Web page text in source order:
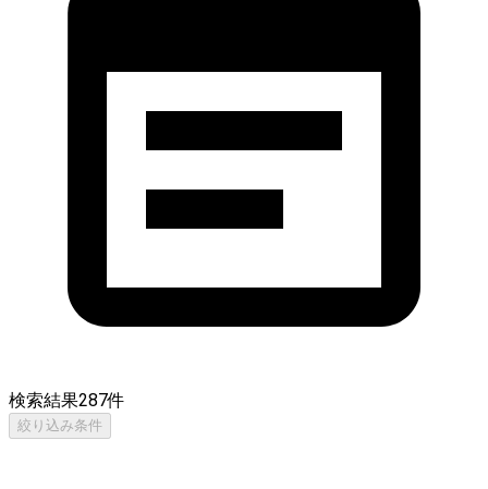
検索結果287件
絞り込み条件